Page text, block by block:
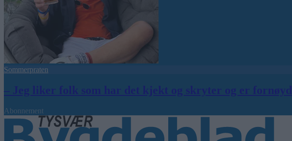
Sommerpraten
– Jeg liker folk som har det kjekt og skryter og er fornøyd
Abonnement